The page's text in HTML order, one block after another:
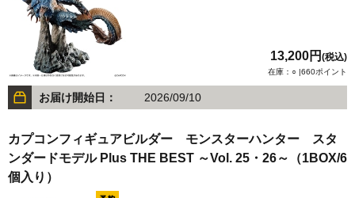
13,200円 (税込)
在庫：○ |660ポイント
お届け開始日： 2026/09/10
カプコンフィギュアビルダー モンスターハンター スタ
ンダードモデル Plus THE BEST ～Vol. 25・26～（1BOX/6
個入り）